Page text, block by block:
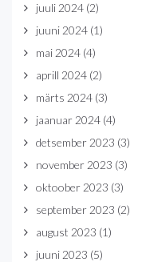
juuli 2024 (2)
juuni 2024 (1)
mai 2024 (4)
aprill 2024 (2)
märts 2024 (3)
jaanuar 2024 (4)
detsember 2023 (3)
november 2023 (3)
oktoober 2023 (3)
september 2023 (2)
august 2023 (1)
juuni 2023 (5)